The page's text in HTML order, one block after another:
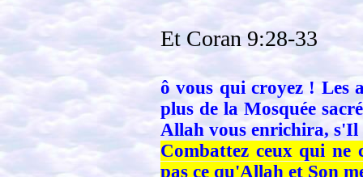
Et Coran 9:28-33
ô vous qui croyez ! Les
plus de la Mosquée
Allah vous enrichira, s'Il
Combattez ceux qui
pas ce qu'Allah et Son